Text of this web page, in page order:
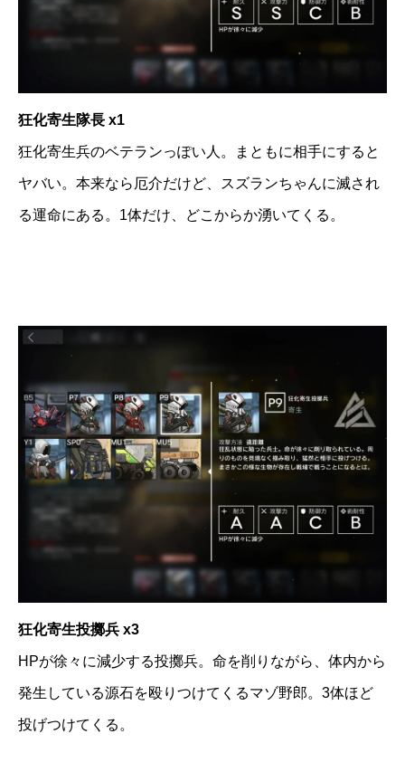
狂化寄生隊長 x1
狂化寄生兵のベテランっぽい人。まともに相手にすると
ヤバい。本来なら厄介だけど、スズランちゃんに滅され
る運命にある。1体だけ、どこからか湧いてくる。
狂化寄生投擲兵 x3
HPが徐々に減少する投擲兵。命を削りながら、体内から
発生している源石を殴りつけてくるマゾ野郎。3体ほど
投げつけてくる。